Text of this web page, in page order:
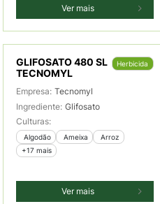
Ver mais
GLIFOSATO 480 SL
TECNOMYL
Herbicida
Empresa: Tecnomyl
Ingrediente: Glifosato
Culturas:
Algodão Ameixa
Arroz
+17 mais
Ver mais